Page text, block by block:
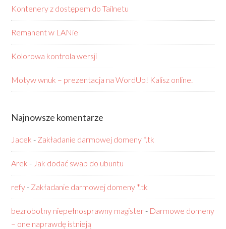
Kontenery z dostępem do Tailnetu
Remanent w LANie
Kolorowa kontrola wersji
Motyw wnuk – prezentacja na WordUp! Kalisz online.
Najnowsze komentarze
Jacek - Zakładanie darmowej domeny *.tk
Arek - Jak dodać swap do ubuntu
refy- Zakładanie darmowej domeny *.tk
bezrobotny niepełnosprawny magister- Darmowe domeny
– one naprawdę istnieją